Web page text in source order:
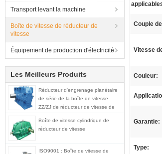
Transport levant la machine
Boîte de vitesse de réducteur de
vitesse
Équipement de production d'électricité
Les Meilleurs Produits
Réducteur d'engrenage planétaire
de série de la boîte de vitesse
ZZ/ZJ de réducteur de vitesse de
Boîte de vitesse cylindrique de
réducteur de vitesse
ISO9001 : Boîte de vitesse de
Couple
Vitesse
Couleur:
Garantie:
Type: